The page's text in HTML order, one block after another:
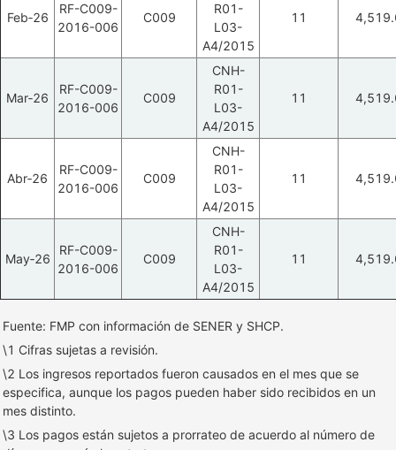
Feb‑26
RF-C009-
2016-006
C009
R01-
L03-
A4/2015
11
Mar‑26
RF-C009-
2016-006
C009
CNH-
R01-
L03-
A4/2015
11
Abr‑26
RF-C009-
2016-006
C009
CNH-
R01-
L03-
A4/2015
11
May‑26
RF-C009-
2016-006
C009
CNH-
R01-
L03-
A4/2015
11
Fuente: FMP con información de SENER y SHCP.
\1 Cifras sujetas a revisión.
\2 Los ingresos reportados fueron causados en el mes que se
especifica, aunque los pagos pueden haber sido recibidos en un
mes distinto.
\3 Los pagos están sujetos a prorrateo de acuerdo al número de